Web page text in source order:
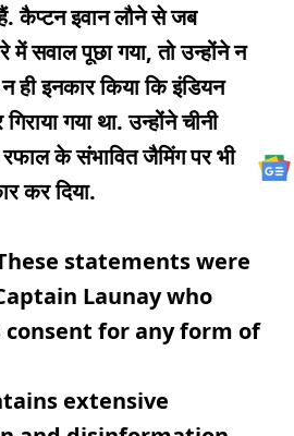
कैप्टन इवान लौने से जब
सवाल पूछा गया, तो उन्होंने न
ही इनकार किया कि इंडियन
गया था. उन्होंने चीनी
रफाल के संभावित जैमिंग पर भी
कर दिया.
statements were
Launay who
consent for any form of
extensive